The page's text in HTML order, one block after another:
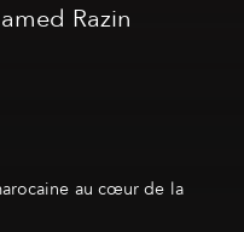
Razin
au cœur de la